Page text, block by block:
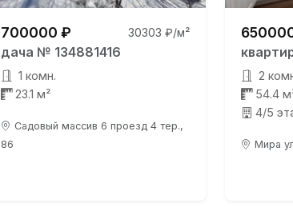
700000 ₽ 30303 ₽/м²
дача № 134881416
1 комн.
23.1 м²
Садовый массив 6 проезд 4 тер.,
86
2
54.4
4/5
Мира